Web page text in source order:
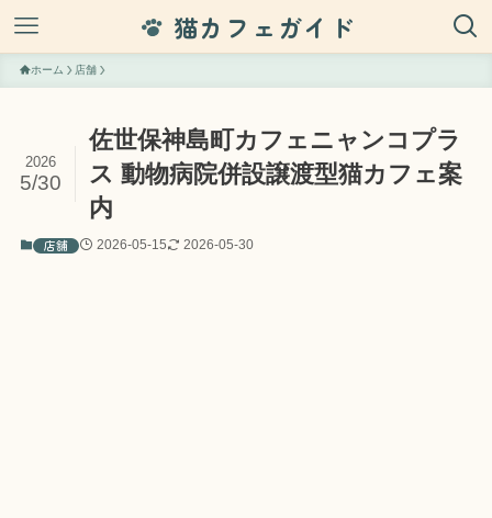
猫カフェガイド
ホーム 店舗
佐世保神島町カフェニャンコプラ
ス 動物病院併設譲渡型猫カフェ案
内
2026
5/30
店舗 2026-05-15 2026-05-30